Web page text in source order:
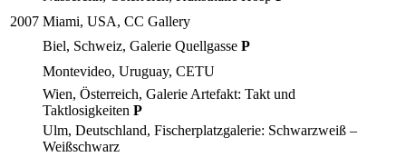
2007 Miami, USA, CC Gallery
Biel, Schweiz, Galerie Quellgasse P
Montevideo, Uruguay, CETU
Wien, Österreich, Galerie Artefakt: Takt und
Taktlosigkeiten P
Ulm, Deutschland, Fischerplatzgalerie: Schwarzweiß –
Weißschwarz